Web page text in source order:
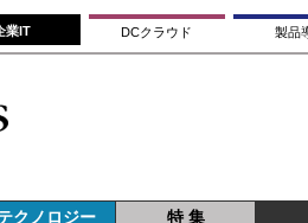
業IT DCクラウド 製品
クノロジー 特 集